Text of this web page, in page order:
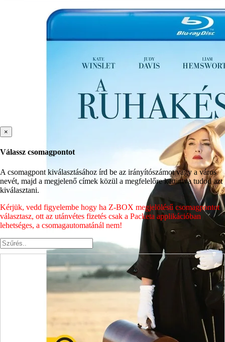
×
Válassz csomagpontot
A csomagpont kiválasztásához írd be az irányítószámot vagy a város
nevét, majd a megjelenő címek közül a megfelelőre kattintva tudod azt
kiválasztani.
Kérjük, vedd figyelembe hogy ha Z-BOX megjelölésű csomagpontot
választasz, ott az utánvétes fizetés csak a Packeta applikációban
lehetséges, a csomagautomatánál nem!